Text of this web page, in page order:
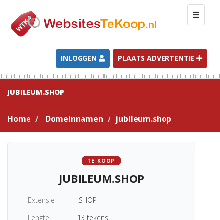
T
o
g
l
e
n
a
t
INLOGGEN PLAATS ADVERTENTIE
JUBILEUM.SHOP
Home Domeinnamen jubileum.shop
TE KOOP
JUBILEUM.SHOP
Extensie
.SHOP
Lengte
13 tekens